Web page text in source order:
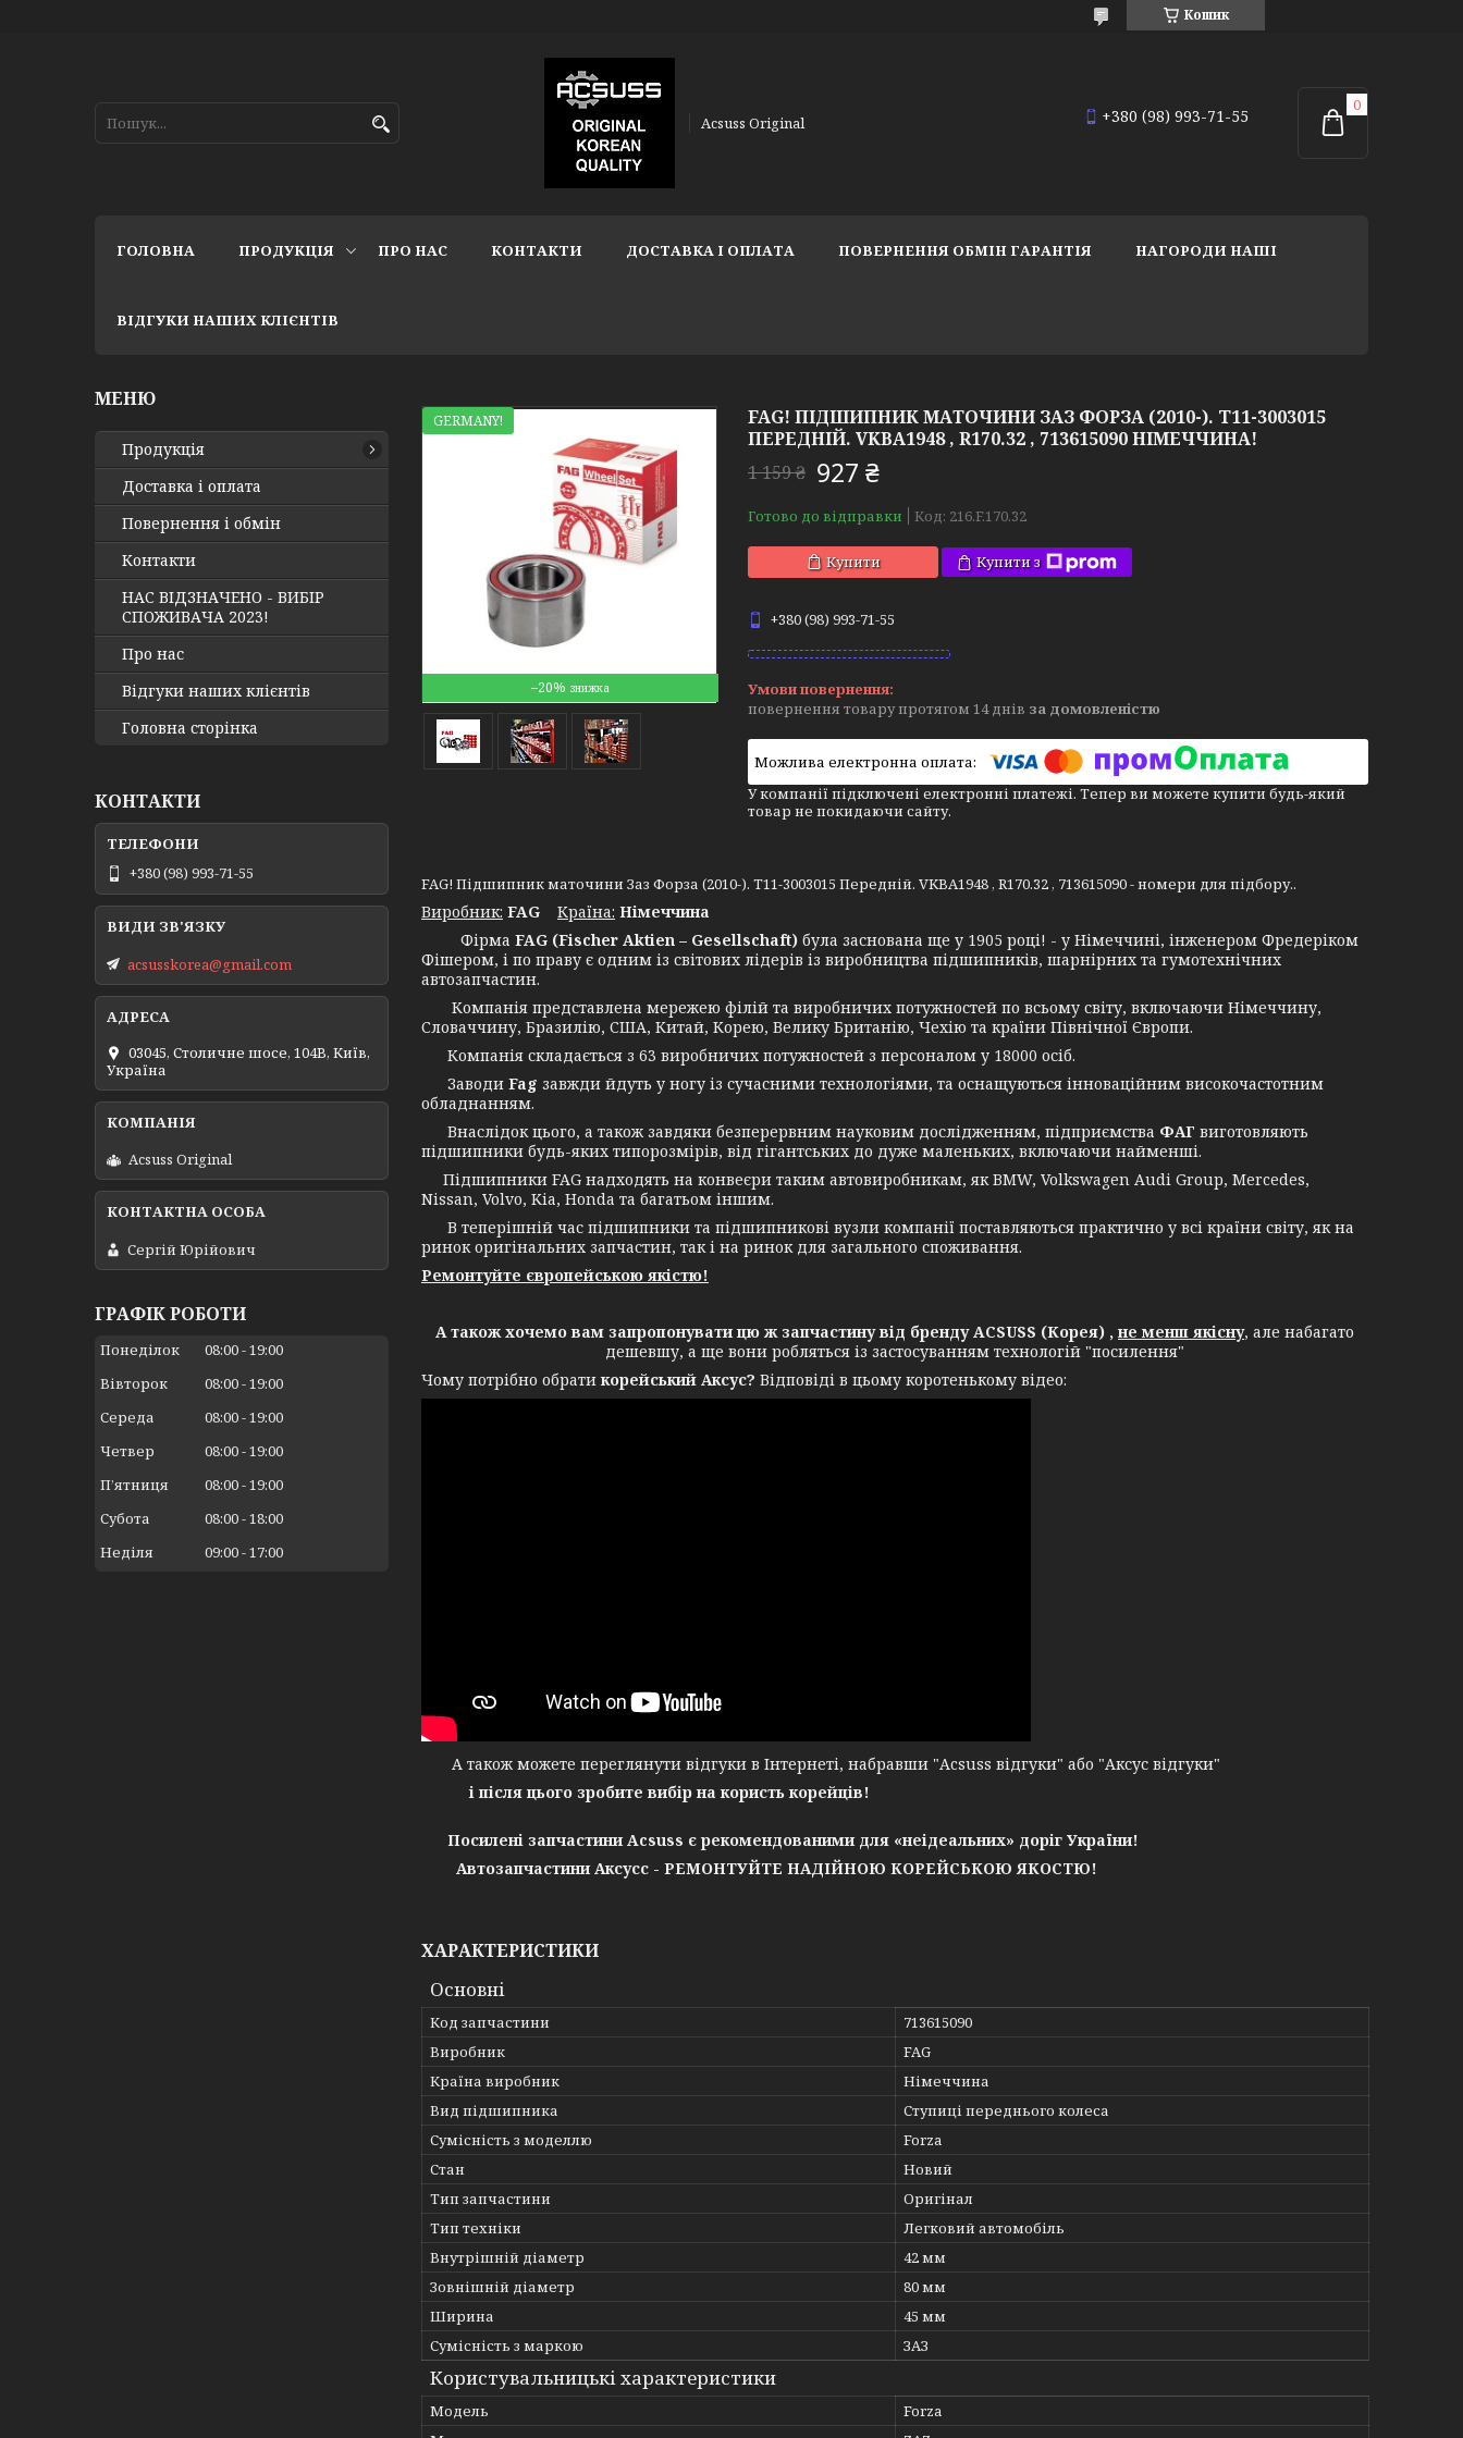
Кошик
Acsuss Original +380 (98) 993-71-55
ГОЛОВНА ПРОДУКЦІЯ ПРО НАС КОНТАКТИ ДОСТАВКА І ОПЛАТА ПОВЕРНЕННЯ ОБМІН ГАРАНТІЯ НАГОРОДИ НАШІ
ВІДГУКИ НАШИХ КЛІЄНТІВ
–20%
GERMANY!
FAG! ПІДШИПНИК МАТОЧИНИ ЗАЗ ФОРЗА (2010-). T11-3003015
ПЕРЕДНІЙ. VKBA1948 , R170.32 , 713615090 НІМЕЧЧИНА!
1 159 ₴ 927 ₴
Готово до відправки Код: 216.F.170.32
Купити Купити з
+380 (98) 993-71-55
повернення товару протягом 14 днів за домовленістю
У компанії підключені електронні платежі. Тепер ви можете купити будь-який
товар не покидаючи сайту.
FAG! Підшипник маточини Заз Форза (2010-). T11-3003015 Передній. VKBA1948 , R170.32 , 713615090 - номери для підбору..
Виробник: FAG Крaїна: Німеччина
Фірма FAG (Fischer Aktien – Gesellschaft) була заснована ще у 1905 році! - у Німеччині, інженером Фредеріком
Фішером, і по праву є одним із світових лідерів із виробництва підшипників, шарнірних та гумотехнічних
автозапчастин.
Компанія представлена мережею філій та виробничих потужностей по всьому світу, включаючи Німеччину,
Словаччину, Бразилію, США, Китай, Корею, Велику Британію, Чехію та країни Північної Європи.
Компанія складається з 63 виробничих потужностей з персоналом у 18000 осіб.
Заводи Fag завжди йдуть у ногу із сучасними технологіями, та оснащуються інноваційним високочастотним
обладнанням.
Внаслідок цього, а також завдяки безперервним науковим дослідженням, підприємства ФАГ виготовляють
підшипники будь-яких типорозмірів, від гігантських до дуже маленьких, включаючи найменші.
Підшипники FAG надходять на конвеєри таким автовиробникам, як BMW, Volkswagen Audi Group, Mercedes,
Nissan, Volvo, Kia, Honda та багатьом іншим.
В теперішній час підшипники та підшипникові вузли компанії поставляються практично у всі країни світу, як на
ринок оригінальних запчастин, так і на ринок для загального споживання.
Ремонтуйте європейською якістю!
А також хочемо вам запропонувати цю ж запчастину від бренду ACSUSS (Корея) ,не менш якісну, але набагато
дешевшу, а ще вони робляться із застосуванням технологій "посилення"
Чому потрібно обратикорейський Аксус? Відповіді в цьому коротенькому відео:
А також можете переглянути відгуки в Інтернеті, набравши "Acsuss відгуки" або "Аксус відгуки"
і після цього зробите вибір на користь корейців!
Посилені запчастини Acsuss є рекомендованими для «неідеальних» доріг України!
Автозапчастини Аксусс - РЕМОНТУЙТЕ НАДІЙНОЮ КОРЕЙСЬКОЮ ЯКОСТЮ!
ХАРАКТЕРИСТИКИ
Основні
Код запчастини
713615090
Виробник
FAG
Країна виробник
Німеччина
Вид підшипника
Ступиці переднього колеса
Сумісність з моделлю
Forza
Стан
Новий
Тип запчастини
Оригінал
Тип техніки
Легковий автомобіль
Внутрішній діаметр
42 мм
Зовнішній діаметр
80 мм
Ширина
45 мм
Сумісність з маркою
ЗАЗ
Користувальницькі характеристики
Мoдель
Forza
Продукція
Доставка і оплата
Повернення і обмін
Контакти
НАС ВІДЗНАЧЕНО - ВИБІР
СПОЖИВАЧА 2023!
Про нас
Відгуки наших клієнтів
Головна сторінка
КОНТАКТИ
+380 (98) 993-71-55
acsusskorea@gmail.com
03045, Столичне шосе, 104B, Київ,
Україна
Acsuss Original
Сергій Юрійович
ГРАФІК РОБОТИ
Понеділок 08:00 19:00
Вівторок
08:00 19:00
Середа
08:00 19:00
Четвер
08:00 19:00
Пʼятниця
08:00 19:00
Субота
08:00 18:00
Неділя
09:00 17:00